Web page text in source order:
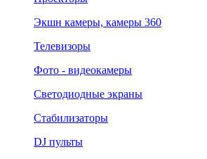
Экшн камеры, камеры 360
Телевизоры
Фото - видеокамеры
Светодиодные экраны
Стабилизаторы
DJ пульты